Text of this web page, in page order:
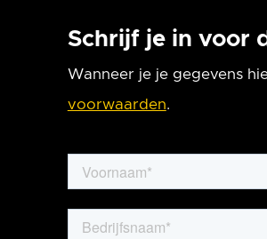
Schrijf je in voor
Wanneer je je gegevens
voorwaarden.